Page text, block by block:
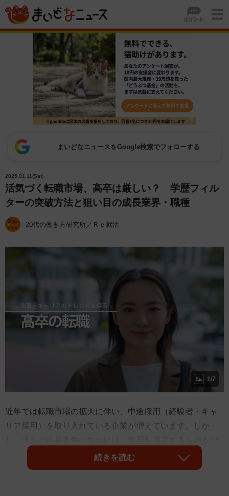
まいどなニュースをGoogle検索でフォローする
2025.01.11(Sat)
活気づく転職市場、高卒は厳しい？ 学歴フィル
ターの突破方法と狙い目の成長業界・職種
20代の働き方研究所／Ｒｅ就活
1/7
近年では転職市場の拡大に伴い、中途採用（経験者・キャ
リア採用）を取り入れている企業が増えています。しか
なくないのが現状です。続きを読む